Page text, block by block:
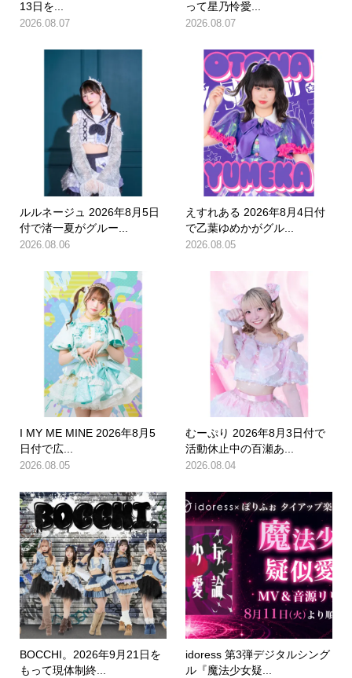
13日を...
2026.08.07
って星乃怜愛...
2026.08.07
ルルネージュ 2026年8月5日
付で渚一夏がグルー...
2026.08.06
えすれある 2026年8月4日付
で乙葉ゆめかがグル...
2026.08.05
I MY ME MINE 2026年8月5
日付で広...
2026.08.05
むーぷり 2026年8月3日付で
活動休止中の百瀬あ...
2026.08.04
BOCCHI。2026年9月21日を
もって現体制終...
idoress 第3弾デジタルシング
ル『魔法少女疑...